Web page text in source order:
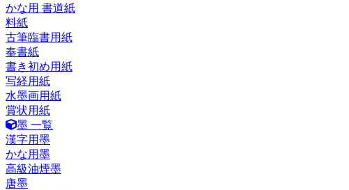
かな用 書道紙
料紙
古筆臨書用紙
奉書紙
書き初め用紙
写経用紙
水墨画用紙
賞状用紙
墨 一覧
漢字用墨
かな用墨
高級油煙墨
唐墨